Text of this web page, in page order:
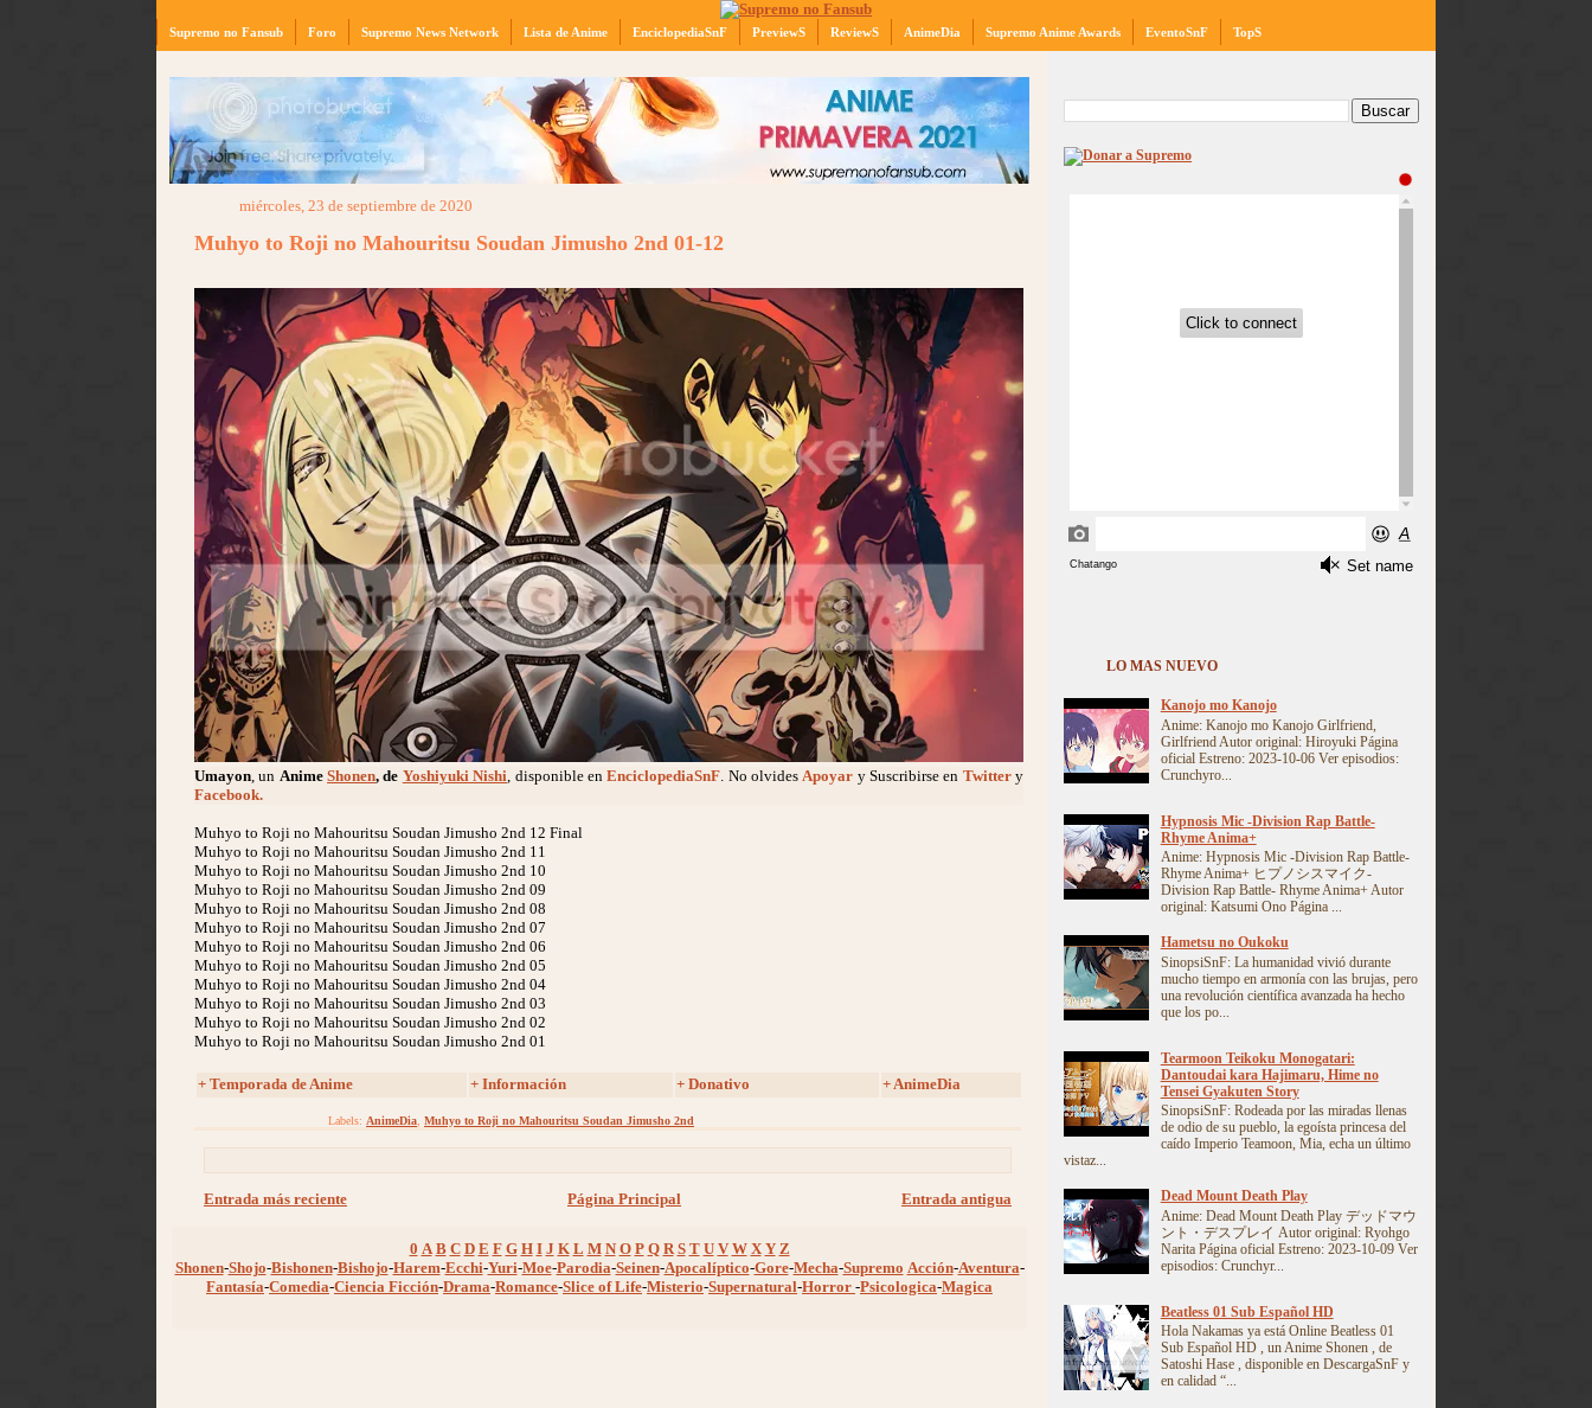
Supremo no Fansub Foro Supremo News Network Lista de Anime EnciclopediaSnF PreviewS ReviewS AnimeDia Supremo Anime Awards EventoSnF TopS
miércoles, 23 de septiembre de 2020
Muhyo to Roji no Mahouritsu Soudan Jimusho 2nd 01-12
Umayon , un Anime Shonen, de Yoshiyuki Nishi , disponible enEnciclopediaSnF . No olvides Apoyar y Suscribirse en Twittery
Facebook.
Muhyo to Roji no Mahouritsu Soudan Jimusho 2nd 12 Final
Muhyo to Roji no Mahouritsu Soudan Jimusho 2nd 11
Muhyo to Roji no Mahouritsu Soudan Jimusho 2nd 10
Muhyo to Roji no Mahouritsu Soudan Jimusho 2nd 09
Muhyo to Roji no Mahouritsu Soudan Jimusho 2nd 08
Muhyo to Roji no Mahouritsu Soudan Jimusho 2nd 07
Muhyo to Roji no Mahouritsu Soudan Jimusho 2nd 06
Muhyo to Roji no Mahouritsu Soudan Jimusho 2nd 05
Muhyo to Roji no Mahouritsu Soudan Jimusho 2nd 04
Muhyo to Roji no Mahouritsu Soudan Jimusho 2nd 03
Muhyo to Roji no Mahouritsu Soudan Jimusho 2nd 02
Muhyo to Roji no Mahouritsu Soudan Jimusho 2nd 01
+ Temporada de Anime + Información + Donativo + AnimeDia
Labels: AnimeDia Muhyo to Roji no Mahouritsu Soudan Jimusho 2nd
Entrada más reciente Entrada antigua
Página Principal
0 A B C D E F G H I J K L M N O P Q R S T U V W X Y Z
Shonen-Shojo-Bishonen-Bishojo-Harem-Ecchi-Yuri-Moe-Parodia-Seinen-Apocalíptico-Gore-Mecha-Supremo Acción-Aventura-
Fantasía-Comedia-Ciencia Ficción-Drama-Romance-Slice of Life-Misterio-Supernatural-Horror -Psicologica-Magica
LO MAS NUEVO
Kanojo mo Kanojo
Anime: Kanojo mo Kanojo Girlfriend,
Girlfriend Autor original: Hiroyuki Página
oficial Estreno: 2023-10-06 Ver episodios:
Crunchyro...
Hypnosis Mic -Division Rap Battle-
Rhyme Anima+
Anime: Hypnosis Mic -Division Rap Battle-
Rhyme Anima+ ヒプノシスマイク-
Division Rap Battle- Rhyme Anima+ Autor
original: Katsumi Ono Página ...
Hametsu no Oukoku
SinopsiSnF: La humanidad vivió durante
mucho tiempo en armonía con las brujas, pero
una revolución científica avanzada ha hecho
que los po...
Tearmoon Teikoku Monogatari:
Dantoudai kara Hajimaru, Hime no
Tensei Gyakuten Story
SinopsiSnF: Rodeada por las miradas llenas
de odio de su pueblo, la egoísta princesa del
caído Imperio Teamoon, Mia, echa un último
vistaz...
Dead Mount Death Play
Anime: Dead Mount Death Play デッドマウ
ント・デスプレイ Autor original: Ryohgo
Narita Página oficial Estreno: 2023-10-09 Ver
episodios: Crunchyr...
Beatless 01 Sub Español HD
Hola Nakamas ya está Online Beatless 01
Sub Español HD , un Anime Shonen , de
Satoshi Hase , disponible en DescargaSnF y
en calidad “...